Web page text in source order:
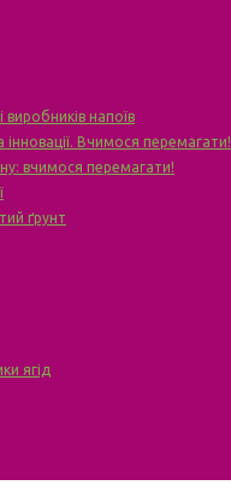
напоїв
інновації. Вчимося перемагати!
вчимося перемагати!
ґрунт
ягід